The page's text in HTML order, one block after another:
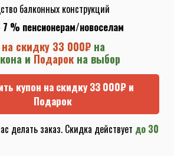
балконных конструкций
% пенсионерам/новоселам
на скидку 33 000₽ на
и Подарок на выбор
купон на скидку 33 000₽ и
Подарок
делать заказ. Скидка действует до 30